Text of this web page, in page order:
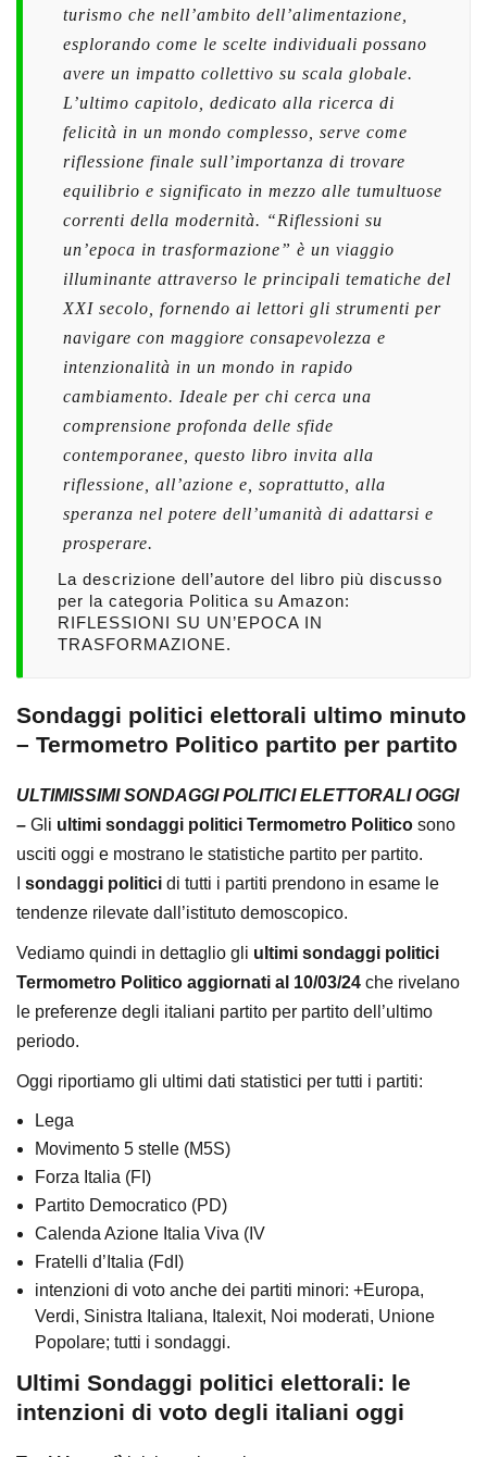
turismo che nell’ambito dell’alimentazione,
esplorando come le scelte individuali possano
avere un impatto collettivo su scala globale.
L’ultimo capitolo, dedicato alla ricerca di
felicità in un mondo complesso, serve come
riflessione finale sull’importanza di trovare
equilibrio e significato in mezzo alle tumultuose
correnti della modernità. “Riflessioni su
un’epoca in trasformazione” è un viaggio
illuminante attraverso le principali tematiche del
XXI secolo, fornendo ai lettori gli strumenti per
navigare con maggiore consapevolezza e
intenzionalità in un mondo in rapido
cambiamento. Ideale per chi cerca una
comprensione profonda delle sfide
contemporanee, questo libro invita alla
riflessione, all’azione e, soprattutto, alla
speranza nel potere dell’umanità di adattarsi e
prosperare.
La descrizione dell’autore del libro più discusso
per la categoria Politica su Amazon:
RIFLESSIONI SU UN’EPOCA IN
TRASFORMAZIONE.
Sondaggi politici elettorali ultimo minuto
– Termometro Politico partito per partito
ULTIMISSIMI SONDAGGI POLITICI ELETTORALI OGGI
– Gli ultimi sondaggi politici Termometro Politico sono
usciti oggi e mostrano le statistiche partito per partito.
sondaggi politici di tutti i partiti prendono in esame le
tendenze rilevate dall’istituto demoscopico.
Vediamo quindi in dettaglio gli ultimi sondaggi politici
Termometro Politico aggiornati al 10/03/24 che rivelano
le preferenze degli italiani partito per partito dell’ultimo
periodo.
Oggi riportiamo gli ultimi dati statistici per tutti i partiti:
Lega
Movimento 5 stelle (M5S)
Forza Italia (FI)
Partito Democratico (PD)
Calenda Azione Italia Viva (IV
Fratelli d’Italia (FdI)
intenzioni di voto anche dei partiti minori: +Europa,
Verdi, Sinistra Italiana, Italexit, Noi moderati, Unione
Popolare; tutti i sondaggi.
Ultimi Sondaggi politici elettorali: le
intenzioni di voto degli italiani oggi